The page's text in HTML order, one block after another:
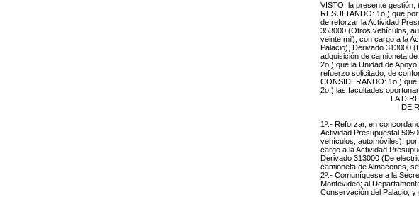
VISTO: la presente gestión,
RESULTANDO: 1o.) que
de reforzar la Actividad
353000 (Otros vehículos,
veinte mil), con cargo a la
Palacio), Derivado 313000
adquisición de camioneta de
2o.) que la Unidad de
refuerzo solicitado, de
CONSIDERANDO: 1o.)
2o.) las facultades
LA
DE
1º.- Reforzar, en
Actividad Presupuestal
vehículos, automóviles),
cargo a la Actividad
Derivado 313000 (De
camioneta de Almacenes ,
2º.- Comuníquese a la
Montevideo; al
Conservación del Palacio;